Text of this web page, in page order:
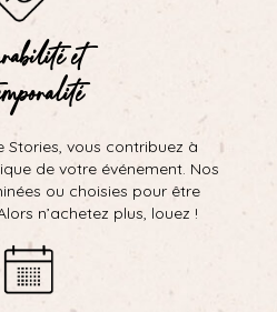
et
Stories, vous contribuez à
de votre événement. Nos
ou choisies pour être
n’achetez plus, louez !